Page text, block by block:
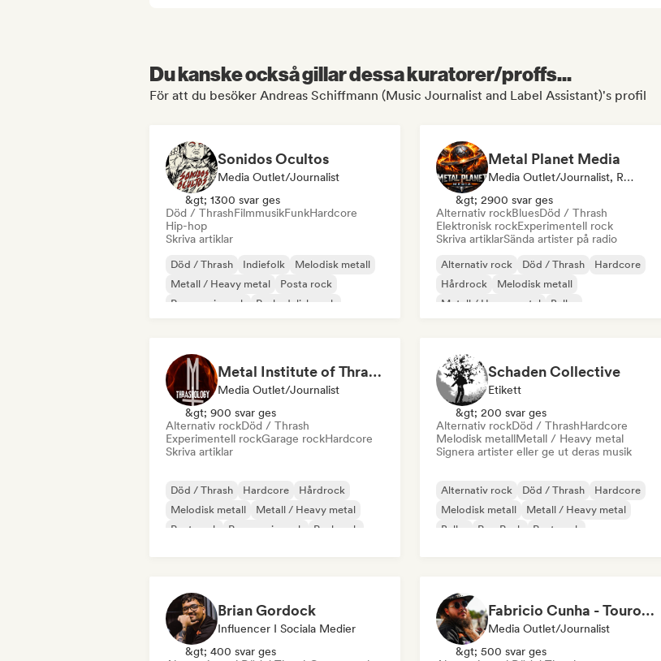
Du kanske också gillar dessa kuratorer/proffs...
För att du besöker Andreas Schiffmann (Music Journalist and Label Assistant)'s profil
Sonidos Ocultos
Media Outlet/Journalist
&gt; 1300 svar ges
Död / ThrashFilmmusikFunkHardcore
Hip-hop
Skriva artiklar
Död / Thrash Indiefolk
Melodisk metall
Metall / Heavy metal
Posta rock
Progressiv rock
Psykedelisk rock
Metal Planet Media
Media Outlet/Journalist, Radiostation
&gt; 2900 svar ges
Alternativ rockBluesDöd / Thrash
Elektronisk rockExperimentell rock
Skriva artiklarSända artister på radio
Alternativ rock Död / Thrash
Hardcore
Hårdrock
Melodisk metall
Metall / Heavy metal
Buller
Metal Institute of Thrashology
Media Outlet/Journalist
&gt; 900 svar ges
Alternativ rockDöd / Thrash
Experimentell rockGarage rockHardcore
Skriva artiklar
Död / Thrash Hardcore
Hårdrock
Melodisk metall
Metall / Heavy metal
Post punk
Progressiv rock Punkrock
Schaden Collective
Etikett
&gt; 200 svar ges
Alternativ rockDöd / ThrashHardcore
Melodisk metallMetall / Heavy metal
Signera artister eller ge ut deras musik
Alternativ rock Död / Thrash
Hardcore
Melodisk metall
Metall / Heavy metal
Buller
Pop Punk Post punk
Brian Gordock
Influencer I Sociala Medier
&gt; 400 svar ges
Fabricio Cunha - Touro Rock
Media Outlet/Journalist
&gt; 500 svar ges